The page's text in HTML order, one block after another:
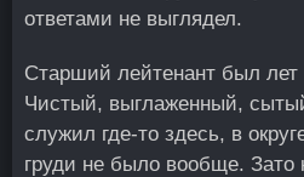
ответами не выглядел.
Старший лейтенант был
Чистый, выглаженный,
служил где-то здесь, в
груди не было вообще. Зато